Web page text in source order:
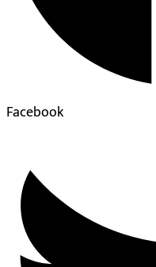
Facebook